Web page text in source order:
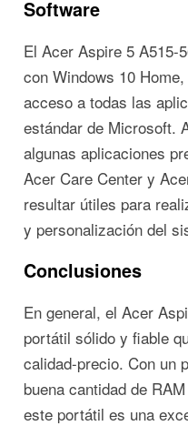
Software
El Acer Aspire 5 A515-
con Windows 10
acceso a todas las
estándar de Microsoft.
algunas aplicaciones
Acer Care Center y
resultar útiles para
y personalización del
Conclusiones
En general, el Acer
portátil sólido y fiable
calidad-precio. Con un
buena cantidad de
este portátil es una